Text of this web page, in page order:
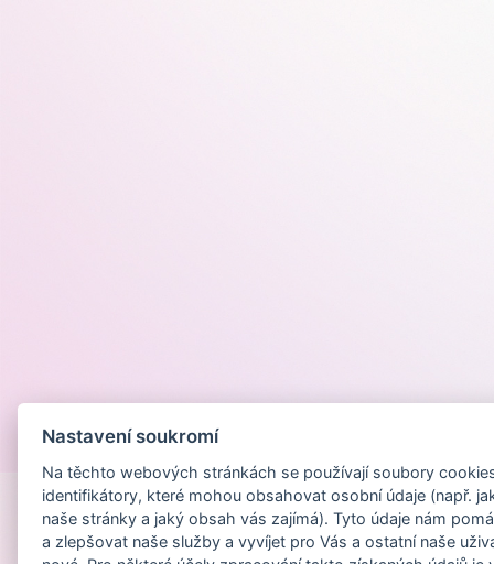
Nastavení soukromí
Na těchto webových stránkách se používají soubory
identifikátory, které mohou obsahovat osobní údaje (např.
naše stránky a jaký obsah vás zajímá). Tyto údaje nám
a zlepšovat naše služby a vyvíjet pro Vás a ostatní naše